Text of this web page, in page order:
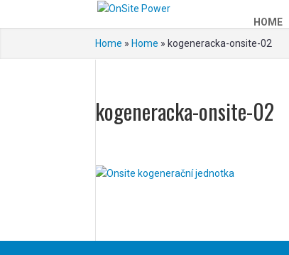
HOME
Home » Home » kogeneracka-onsite-02
kogeneracka-onsite-02